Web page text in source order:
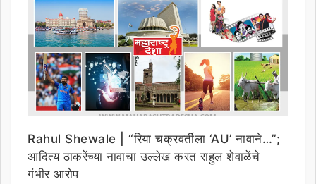
Rahul Shewale | “रिया चक्रवर्तीला ‘AU’ नावाने…”;
आदित्य ठाकरेंच्या नावाचा उल्लेख करत राहुल शेवाळेंचे
गंभीर आरोप